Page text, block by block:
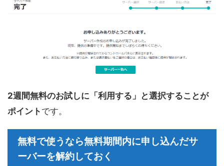
2週間無料のお試しに「利用する」と選択することが
ポイント です。
無料で使うなら無料期間内に申し込んだサ
ーバーを解約しておく